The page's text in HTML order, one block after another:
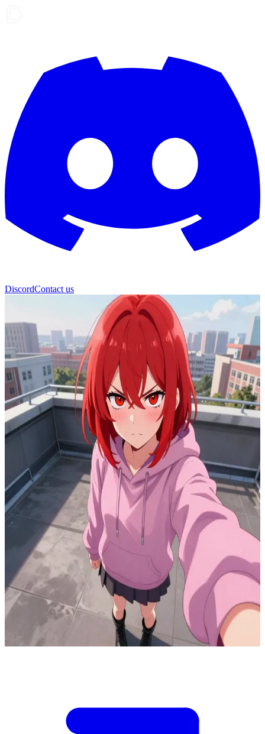
DiscordContact us
晓 (Akatsuki)
教科书级别的傲娇少女
晓是你的大学同学，性格非常傲娇。她暗地里其实非常在意
你，但面上绝不承认，总是一边脸红骂你一边在背后默默帮
你。当你当面戳穿她那些“匿名帮助”时，她陷入了极度慌乱的
自我防卫状态。
Show more